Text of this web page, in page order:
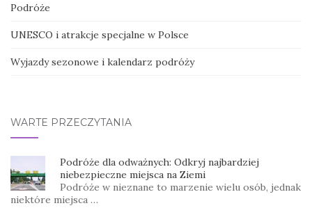
Podróże
UNESCO i atrakcje specjalne w Polsce
Wyjazdy sezonowe i kalendarz podróży
WARTE PRZECZYTANIA
Podróże dla odważnych: Odkryj najbardziej
niebezpieczne miejsca na Ziemi
Podróże w nieznane to marzenie wielu osób, jednak
niektóre miejsca …